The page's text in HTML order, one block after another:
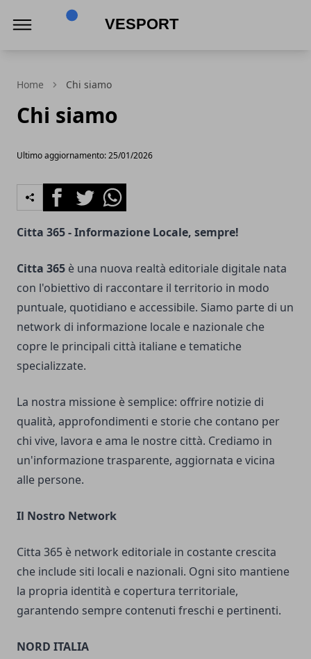
Home Chi siamo
Chi siamo
Ultimo aggiornamento: 25/01/2026
FacebookTwitterWhatsapp
Citta 365 - Informazione Locale, sempre!
Citta 365 è una nuova realtà editoriale digitale nata
con l'obiettivo di raccontare il territorio in modo
puntuale, quotidiano e accessibile. Siamo parte di un
network di informazione locale e nazionale che
copre le principali città italiane e tematiche
specializzate.
La nostra missione è semplice: offrire notizie di
qualità, approfondimenti e storie che contano per
chi vive, lavora e ama le nostre città. Crediamo in
un'informazione trasparente, aggiornata e vicina
alle persone.
Il Nostro Network
Citta 365 è network editoriale in costante crescita
che include siti locali e nazionali. Ogni sito mantiene
la propria identità e copertura territoriale,
garantendo sempre contenuti freschi e pertinenti.
NORD ITALIA